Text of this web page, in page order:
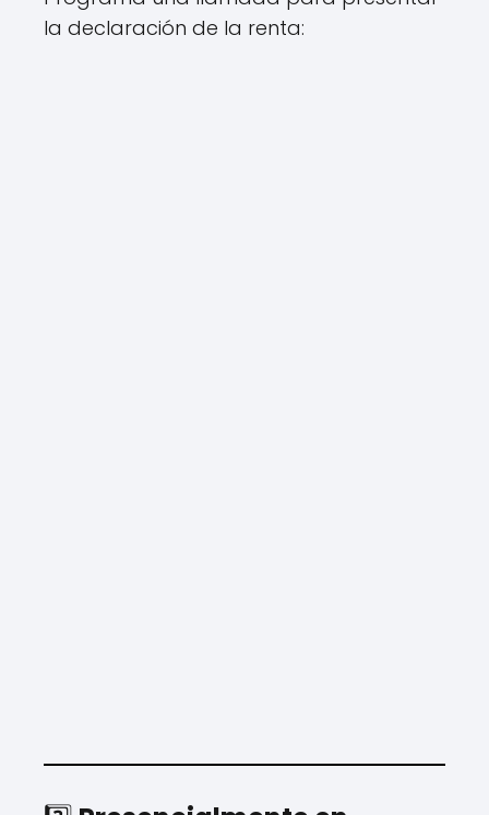
la declaración de la renta: